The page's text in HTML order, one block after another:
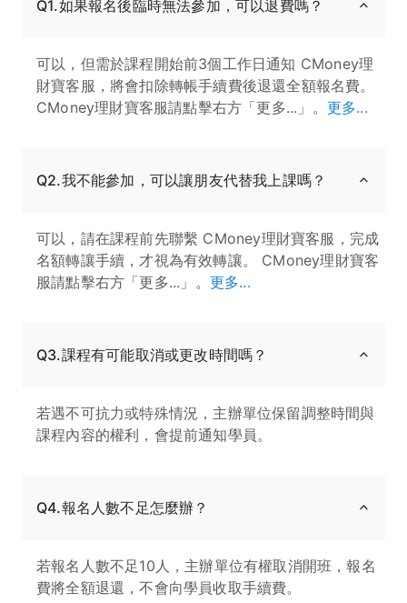
Q1.如果報名後臨時無法參加，可以退費嗎？
可以，但需於課程開始前3個工作日通知 CMoney理
財寶客服，將會扣除轉帳手續費後退還全額報名費。
CMoney理財寶客服請點擊右方「更多...」。 更多...
Q2.我不能參加，可以讓朋友代替我上課嗎？
可以，請在課程前先聯繫 CMoney理財寶客服，完成
名額轉讓手續，才視為有效轉讓。 CMoney理財寶客
服請點擊右方「更多...」。 更多...
Q3.課程有可能取消或更改時間嗎？
若遇不可抗力或特殊情況，主辦單位保留調整時間與
課程內容的權利，會提前通知學員。
Q4.報名人數不足怎麼辦？
若報名人數不足10人，主辦單位有權取消開班，報名
費將全額退還，不會向學員收取手續費。